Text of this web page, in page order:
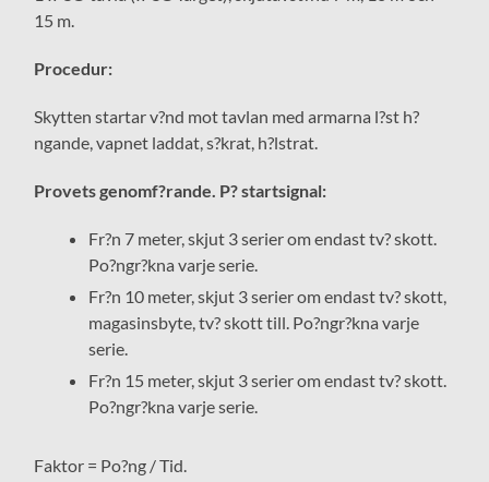
15 m.
Procedur:
Skytten startar v?nd mot tavlan med armarna l?st h?
ngande, vapnet laddat, s?krat, h?lstrat.
Provets genomf?rande. P? startsignal:
Fr?n 7 meter, skjut 3 serier om endast tv? skott.
Po?ngr?kna varje serie.
Fr?n 10 meter, skjut 3 serier om endast tv? skott,
magasinsbyte, tv? skott till. Po?ngr?kna varje
serie.
Fr?n 15 meter, skjut 3 serier om endast tv? skott.
Po?ngr?kna varje serie.
Faktor = Po?ng / Tid.